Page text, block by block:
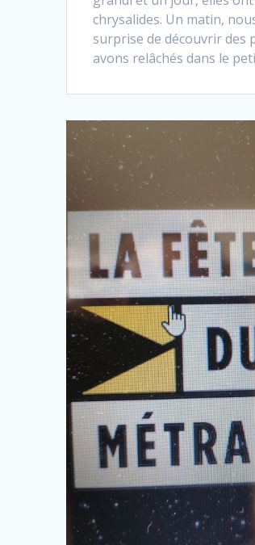
chrysalides. Un matin,
surprise de découvrir des
avons relâchés dans le